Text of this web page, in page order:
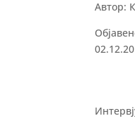
Автор: